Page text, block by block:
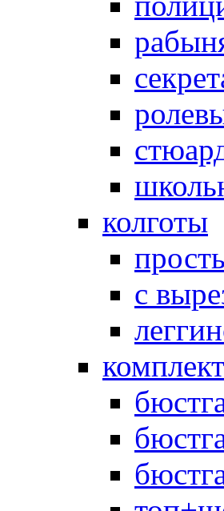
колготы
с